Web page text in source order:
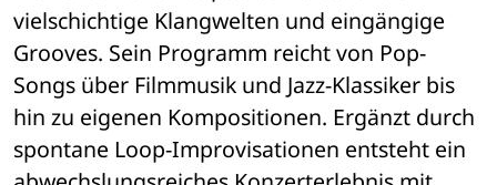
vielschichtige Klangwelten und eingängige
Grooves. Sein Programm reicht von Pop-
Songs über Filmmusik und Jazz-Klassiker bis
hin zu eigenen Kompositionen. Ergänzt durch
spontane Loop-Improvisationen entsteht ein